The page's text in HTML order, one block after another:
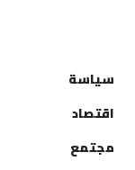
سياسة
اقتصاد
مجتمع